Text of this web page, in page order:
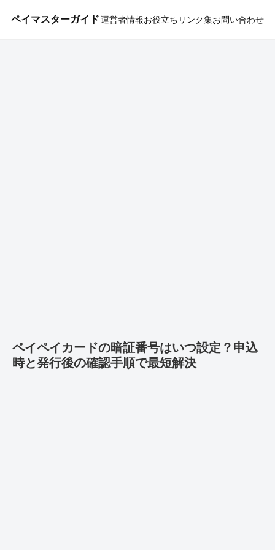
ペイマスターガイド運営者情報お役立ちリンク集お問い合わせ
ペイペイカードの暗証番号はいつ設定？申込
時と発行後の確認手順で最短解決